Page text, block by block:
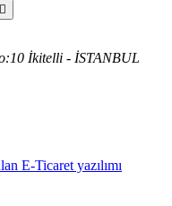

İkitelli - İSTANBUL
E-Ticaret yazılımı